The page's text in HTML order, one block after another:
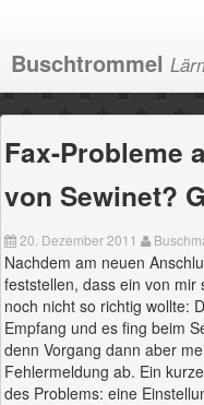
Buschtrommel
Bilder
Kategorien
Impressum
Fax-Probleme
von Sewinet?
20. Dezember 2011
Nachdem am neuen
feststellen, dass ein von
noch nicht so richtig wollte:
Empfang und es fing beim
denn Vorgang dann aber
Fehlermeldung ab. Ein
des Problems: eine